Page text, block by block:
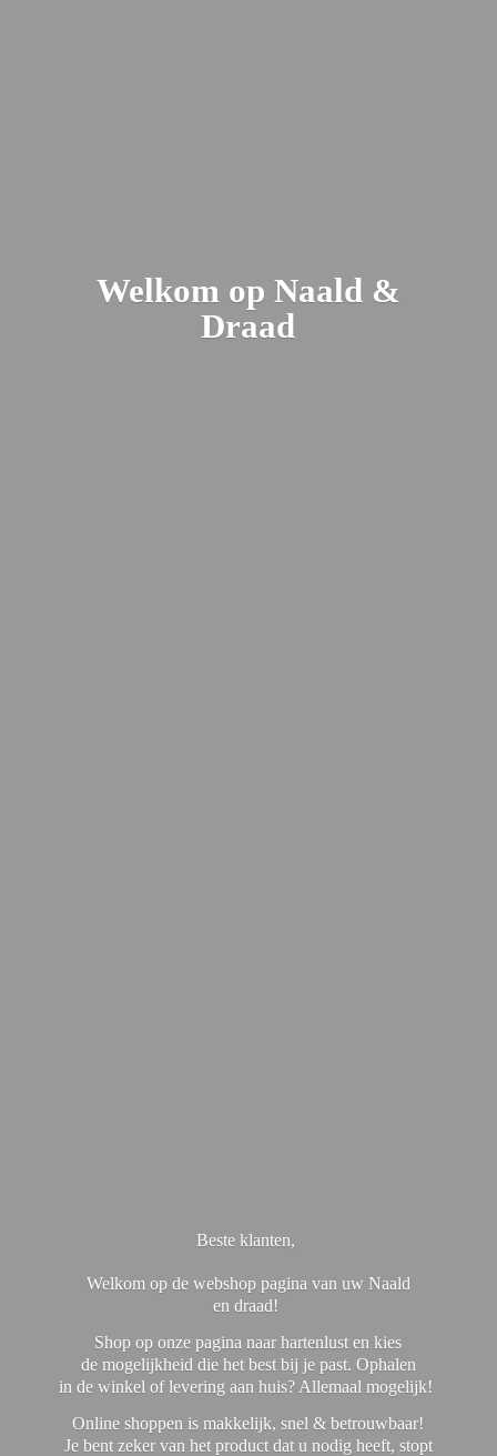
Welkom op Naald &
Draad
Beste klanten,
Welkom op de webshop pagina van uw Naald
en draad!
Shop op onze pagina naar hartenlust en kies
de mogelijkheid die het best bij je past. Ophalen
in de winkel of levering aan huis? Allemaal mogelijk!
Online shoppen is makkelijk, snel & betrouwbaar!
Je bent zeker van het product dat u nodig heeft, stopt